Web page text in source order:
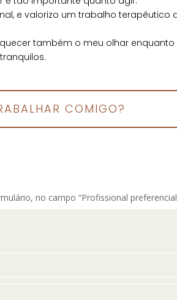
e valorizo um trabalho terapêutico
também o meu olhar
COMIGO?
no campo “Profissional